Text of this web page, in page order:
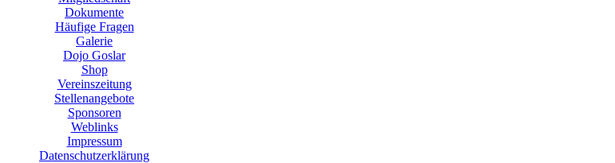
Dokumente
Häufige Fragen
Galerie
Dojo Goslar
Shop
Vereinszeitung
Stellenangebote
Sponsoren
Weblinks
Impressum
Datenschutzerklärung